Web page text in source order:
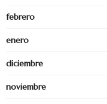
febrero
enero
diciembre
noviembre